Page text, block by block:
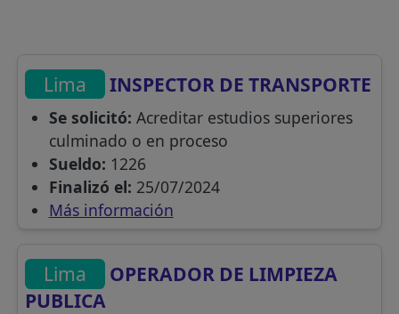
Lima INSPECTOR DE TRANSPORTE
Se solicitó: Acreditar estudios superiores
culminado o en proceso
Sueldo: 1226
Finalizó el: 25/07/2024
Más información
Lima
OPERADOR DE LIMPIEZA
PUBLICA